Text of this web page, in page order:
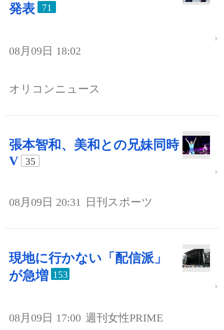
発表
71
08月09日 18:02
オリコンニュース
張本智和、美和との兄妹同時
V
35
08月09日 20:31 日刊スポーツ
現地に行かない「配信派」
が急増 153
08月09日 17:00 週刊女性PRIME